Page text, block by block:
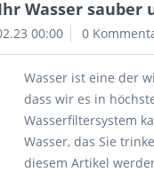
Wasser
00:00 0
Wasser ist eine der
dass wir es in
Wasserfiltersystem
Wasser, das Sie
diesem Artikel